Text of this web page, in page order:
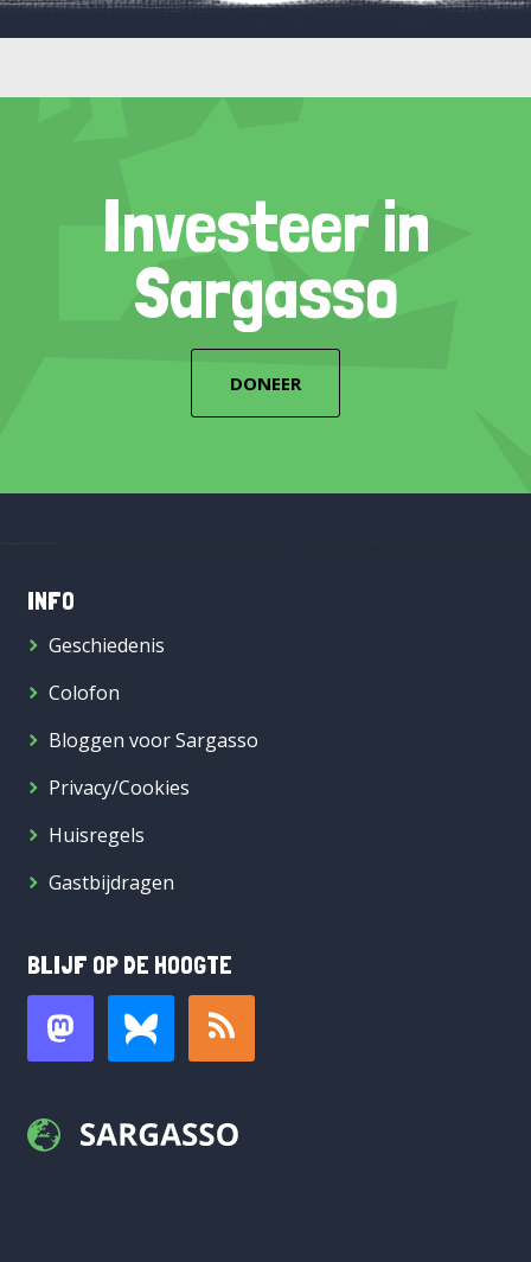
Investeer in
Sargasso
DONEER
INFO
Geschiedenis
Colofon
Bloggen voor Sargasso
Privacy/Cookies
Huisregels
Gastbijdragen
BLIJF OP DE HOOGTE